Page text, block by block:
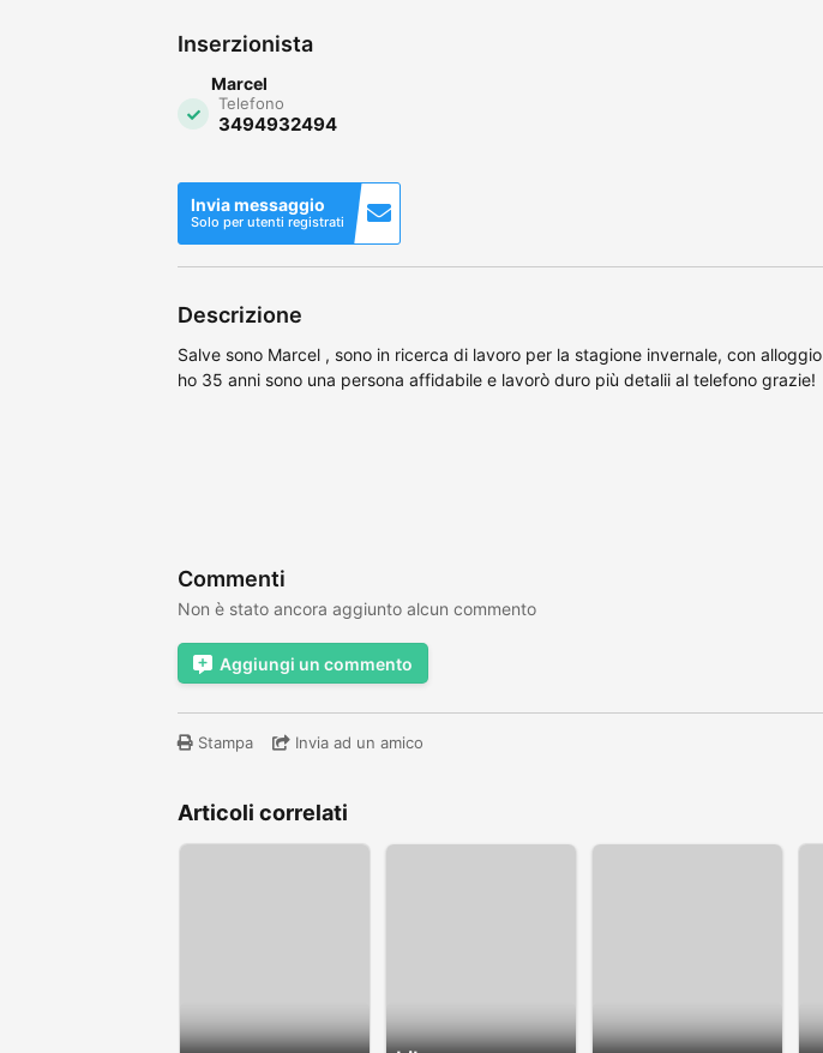
Inserzionista
Marcel
Telefono
3494932494
Invia messaggio
Solo per utenti registrati
Descrizione
Salve sono Marcel , sono in ricerca di lavoro per la stagione invernale, con alloggio
ho 35 anni sono una persona affidabile e lavorò duro più detalii al telefono grazie!
Commenti
Non è stato ancora aggiunto alcun commento
Aggiungi un commento
Stampa Invia ad un amico
Articoli correlati